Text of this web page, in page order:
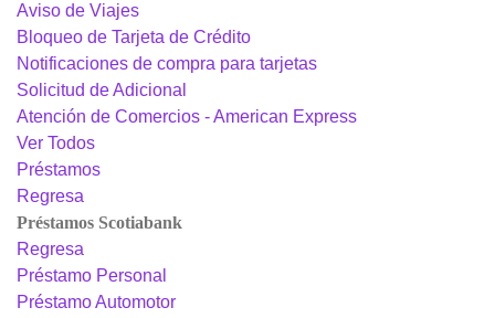
Aviso de Viajes
Bloqueo de Tarjeta de Crédito
Notificaciones de compra para tarjetas
Solicitud de Adicional
Atención de Comercios - American Express
Ver Todos
Préstamos
Regresa
Préstamos Scotiabank
Regresa
Préstamo Personal
Préstamo Automotor